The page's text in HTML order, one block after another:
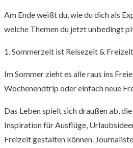
Am Ende weißt du, wie du dich als
welche Themen du jetzt unbedingt
1. Sommerzeit ist Reisezeit & Freizeit
Im Sommer zieht es alle raus ins
Wochenendtrip oder einfach neue
Das Leben spielt sich draußen ab,
Inspiration für Ausflüge,
Freizeit gestalten können.